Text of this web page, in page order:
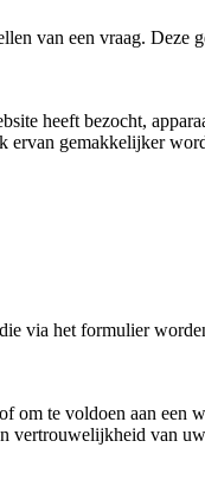
van een vraag. Deze
heeft bezocht,
ervan gemakkelijker
via het formulier
om te voldoen aan een
vertrouwelijkheid van